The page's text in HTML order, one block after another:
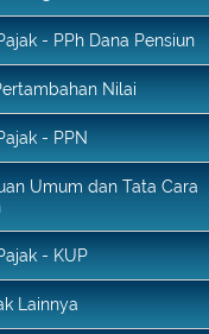
- PPh Wajib Pajak
Pribadi
- PPh Dana Pensiun
Nilai
- PPN
Umum dan Tata Cara
- KUP